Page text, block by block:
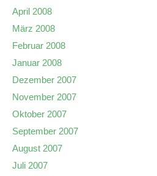
April 2008
März 2008
Februar 2008
Januar 2008
Dezember 2007
November 2007
Oktober 2007
September 2007
August 2007
Juli 2007